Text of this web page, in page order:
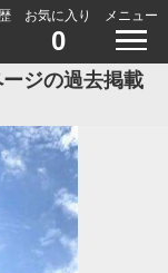
お気に入り
0
メニュー
ジの過去掲載